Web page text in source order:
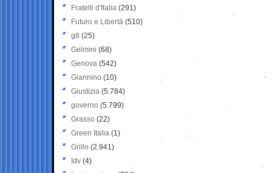
Fratelli d'Italia (291)
Futuro e Libertà (510)
g8 (25)
Gelmini (68)
Genova (542)
Giannino (10)
Giustizia (5.784)
governo (5.799)
Grasso (22)
Green Italia (1)
Grillo (2.941)
Idv (4)